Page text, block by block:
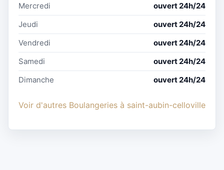
Mercredi
ouvert 24h/24
Jeudi
ouvert 24h/24
Vendredi
ouvert 24h/24
Samedi
ouvert 24h/24
Dimanche
ouvert 24h/24
Voir d'autres Boulangeries à saint-aubin-celloville